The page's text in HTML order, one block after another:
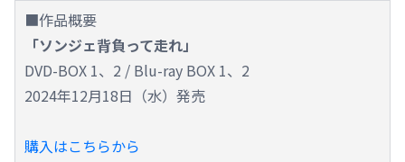
■作品概要
「ソンジェ背負って走れ」
DVD-BOX 1、2 / Blu-ray BOX 1、2
2024年12月18日（水）発売
購入はこちらから